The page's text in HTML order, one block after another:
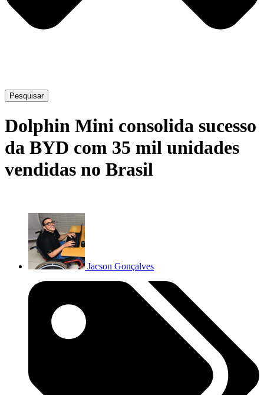
Pesquisar
Dolphin Mini consolida sucesso
da BYD com 35 mil unidades
vendidas no Brasil
Jacson Gonçalves